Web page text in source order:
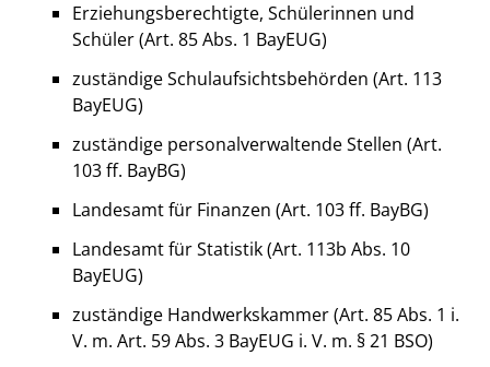
Erziehungsberechtigte, Schülerinnen und
Schüler (Art. 85 Abs. 1 BayEUG)
zuständige Schulaufsichtsbehörden (Art. 113
BayEUG)
zuständige personalverwaltende Stellen (Art.
103 ff. BayBG)
Landesamt für Finanzen (Art. 103 ff. BayBG)
Landesamt für Statistik (Art. 113b Abs. 10
BayEUG)
zuständige Handwerkskammer (Art. 85 Abs. 1 i.
V. m. Art. 59 Abs. 3 BayEUG i. V. m. § 21 BSO)